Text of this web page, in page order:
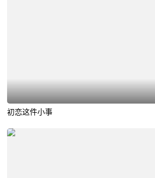
初恋这件小事